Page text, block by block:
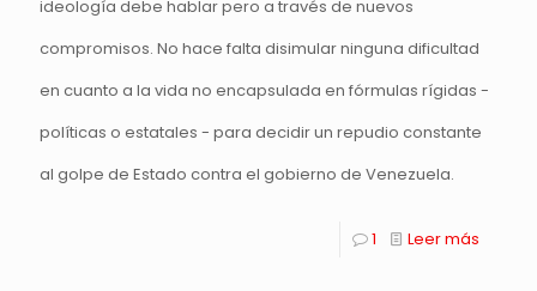
ideología debe hablar pero a través de nuevos
compromisos. No hace falta disimular ninguna dificultad
en cuanto a la vida no encapsulada en fórmulas rígidas -
políticas o estatales - para decidir un repudio constante
al golpe de Estado contra el gobierno de Venezuela.
1 Leer más